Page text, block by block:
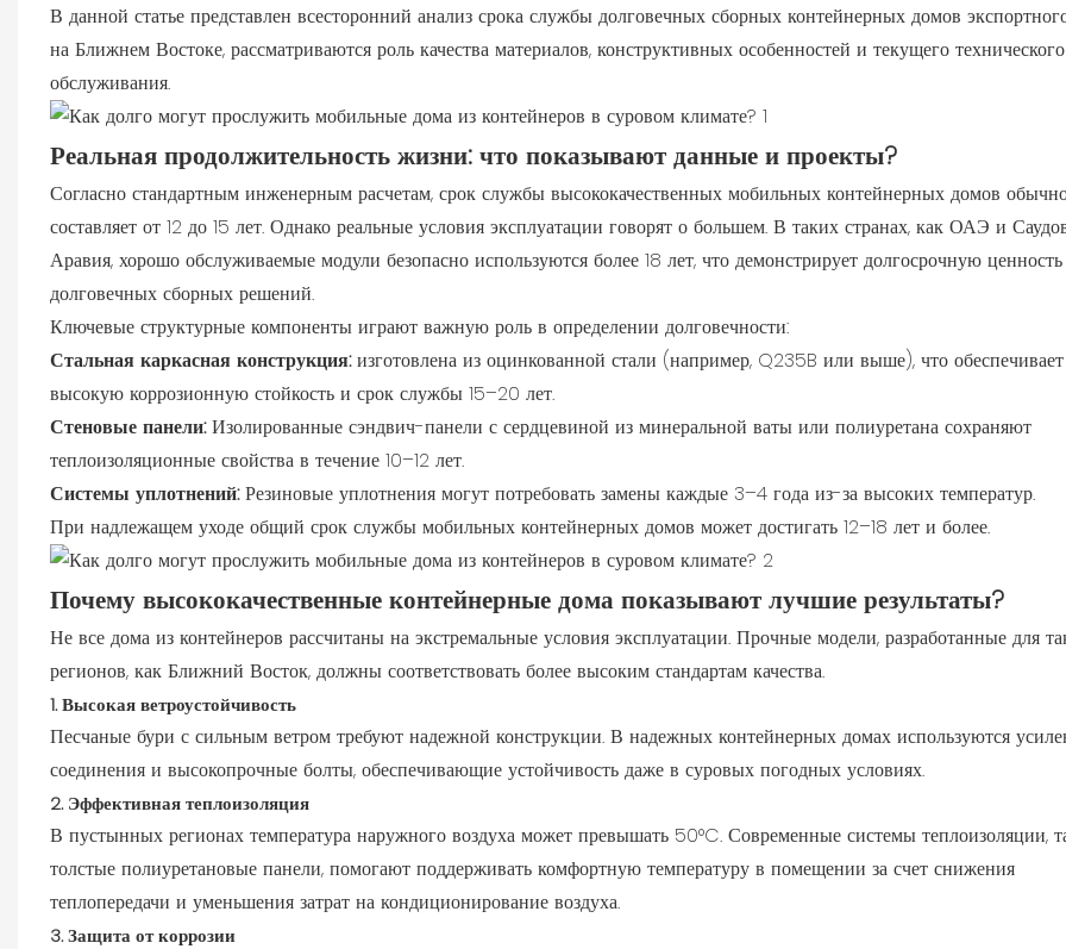
В данной статье представлен всесторонний анализ срока службы долговечных сборных контейнерных домов
на Ближнем Востоке, рассматриваются роль качества материалов, конструктивных особенностей и текущего технического
обслуживания.
Реальная продолжительность жизни: что показывают данные и проекты?
Согласно стандартным инженерным расчетам, срок службы высококачественных мобильных контейнерных домов
составляет от 12 до 15 лет. Однако реальные условия эксплуатации говорят о большем. В таких странах, как ОАЭ и
Аравия, хорошо обслуживаемые модули безопасно используются более 18 лет, что демонстрирует долгосрочную ценность
долговечных сборных решений.
Ключевые структурные компоненты играют важную роль в определении долговечности:
Стальная каркасная конструкция:изготовлена ​​из оцинкованной стали (например, Q235B или выше), что обеспечивает
высокую коррозионную стойкость и срок службы 15–20 лет.
Стеновые панели:Изолированные сэндвич-панели с сердцевиной из минеральной ваты или полиуретана сохраняют
теплоизоляционные свойства в течение 10–12 лет.
Системы уплотнений:Резиновые уплотнения могут потребовать замены каждые 3–4 года из-за высоких температур.
При надлежащем уходе общий срок службы мобильных контейнерных домов может достигать 12–18 лет и более.
Почему высококачественные контейнерные дома показывают лучшие результаты?
Не все дома из контейнеров рассчитаны на экстремальные условия эксплуатации. Прочные модели, разработанные для
регионов, как Ближний Восток, должны соответствовать более высоким стандартам качества.
1. Высокая ветроустойчивость
Песчаные бури с сильным ветром требуют надежной конструкции. В надежных контейнерных домах используются
соединения и высокопрочные болты, обеспечивающие устойчивость даже в суровых погодных условиях.
2. Эффективная теплоизоляция
В пустынных регионах температура наружного воздуха может превышать 50°C. Современные системы теплоизоляции,
толстые полиуретановые панели, помогают поддерживать комфортную температуру в помещении за счет снижения
теплопередачи и уменьшения затрат на кондиционирование воздуха.
3. Защита от коррозии